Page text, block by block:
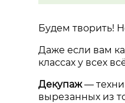
Будем творить!
Даже если вам
классах у всех
Декупаж —
вырезанных из